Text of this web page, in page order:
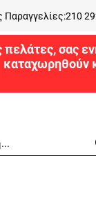
Παραγγελίες:210
πελάτες, σας
καταχωρηθούν